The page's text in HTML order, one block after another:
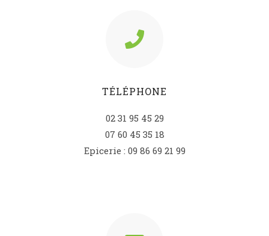
TÉLÉPHONE
02 31 95 45 29
07 60 45 35 18
Epicerie : 09 86 69 21 99